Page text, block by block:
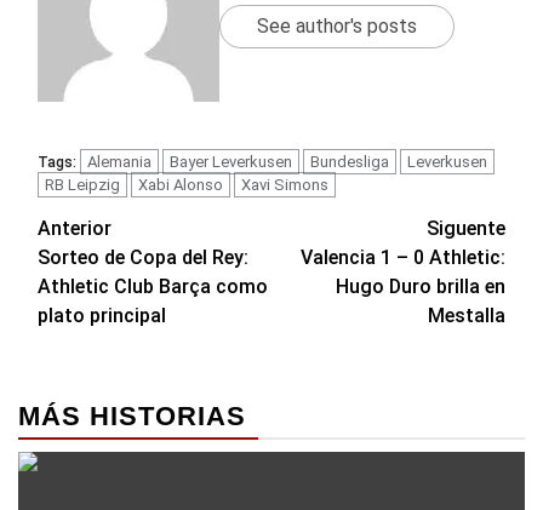
See author's posts
Tags: Alemania Bayer Leverkusen Bundesliga
Leverkusen
RB Leipzig
Xabi Alonso Xavi Simons
Navegación
de
entradas
Anterior
Sorteo de Copa del Rey:
Athletic Club Barça como
plato principal
Siguente
Valencia 1 – 0 Athletic:
Hugo Duro brilla en
Mestalla
MÁS HISTORIAS